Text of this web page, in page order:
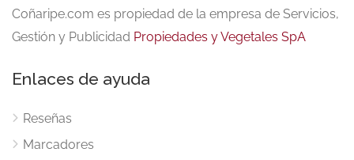
Coñaripe.com es propiedad de la empresa de Servicios,
Gestión y Publicidad Propiedades y Vegetales SpA
Enlaces de ayuda
Reseñas
Marcadores